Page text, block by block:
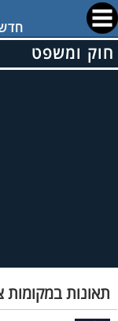
חוק ומשפט
תאונות במקומות